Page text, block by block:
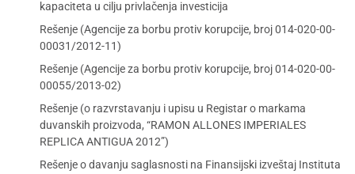
kapaciteta u cilju privlačenja investicija
Rešenje (Agencije za borbu protiv korupcije, broj 014-020-00-
00031/2012-11)
Rešenje (Agencije za borbu protiv korupcije, broj 014-020-00-
00055/2013-02)
Rešenje (o razvrstavanju i upisu u Registar o markama
duvanskih proizvoda, “RAMON ALLONES IMPERIALES
REPLICA ANTIGUA 2012”)
Rešenje o davanju saglasnosti na Finansijski izveštaj Instituta